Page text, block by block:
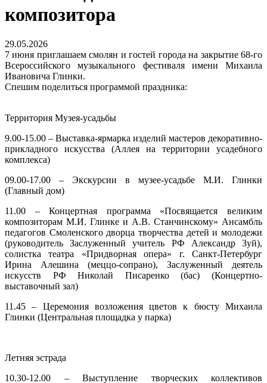
композитора
29.05.2026
7 июня приглашаем смолян и гостей города на закрытие 68-го
Всероссийского музыкального фестиваля имени Михаила
Ивановича Глинки.
Спешим поделиться программой праздника:
Территория Музея-усадьбы
9.00-15.00 – Выставка-ярмарка изделий мастеров декоративно-
прикладного искусства (Аллея на территории усадебного
комплекса)
09.00-17.00 – Экскурсии в музее-усадьбе М.И. Глинки
(Главный дом)
11.00 – Концертная программа «Посвящается великим
композиторам М.И. Глинке и А.В. Станчинскому» Ансамбль
педагогов Смоленского дворца творчества детей и молодежи
(руководитель Заслуженный учитель РФ Александр Зуй),
солистка театра «Придворная опера» г. Санкт-Петербург
Ирина Алешина (меццо-сопрано), Заслуженный деятель
искусств РФ Николай Писаренко (бас) (Концертно-
выставочный зал)
11.45 – Церемония возложения цветов к бюсту Михаила
Глинки (Центральная площадка у парка)
Летняя эстрада
10.30-12.00 – Выступление творческих коллективов